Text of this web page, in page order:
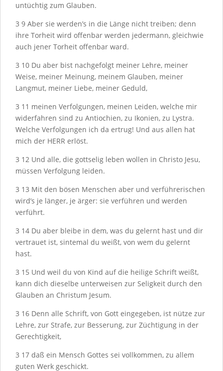
untüchtig zum Glauben.
3 9 Aber sie werden’s in die Länge nicht treiben; denn
ihre Torheit wird offenbar werden jedermann, gleichwie
auch jener Torheit offenbar ward.
3 10 Du aber bist nachgefolgt meiner Lehre, meiner
Weise, meiner Meinung, meinem Glauben, meiner
Langmut, meiner Liebe, meiner Geduld,
3 11 meinen Verfolgungen, meinen Leiden, welche mir
widerfahren sind zu Antiochien, zu Ikonien, zu Lystra.
Welche Verfolgungen ich da ertrug! Und aus allen hat
mich der HERR erlöst.
3 12 Und alle, die gottselig leben wollen in Christo Jesu,
müssen Verfolgung leiden.
3 13 Mit den bösen Menschen aber und verführerischen
wird’s je länger, je ärger: sie verführen und werden
verführt.
3 14 Du aber bleibe in dem, was du gelernt hast und dir
vertrauet ist, sintemal du weißt, von wem du gelernt
hast.
3 15 Und weil du von Kind auf die heilige Schrift weißt,
kann dich dieselbe unterweisen zur Seligkeit durch den
Glauben an Christum Jesum.
3 16 Denn alle Schrift, von Gott eingegeben, ist nütze zur
Lehre, zur Strafe, zur Besserung, zur Züchtigung in der
Gerechtigkeit,
3 17 daß ein Mensch Gottes sei vollkommen, zu allem
guten Werk geschickt.